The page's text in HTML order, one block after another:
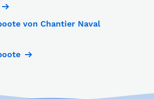
von Chantier Naval